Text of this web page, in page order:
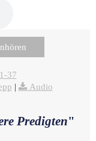
37
|
Audio
Predigten"